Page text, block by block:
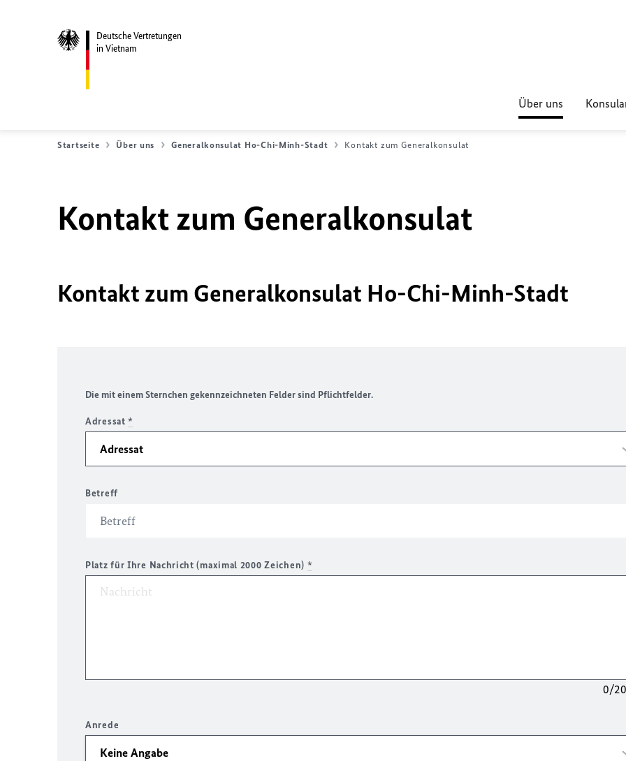
Deutsche Vertretungen
in Vietnam
Über uns
Startseite Über uns Generalkonsulat Ho-Chi-Minh-Stadt Kontakt zum Generalkonsulat
Kontakt zum Generalkonsulat
Kontakt zum Generalkonsulat Ho-Chi-Minh-Stadt
Die mit einem Sternchen gekennzeichneten Felder sind Pflichtfelder.
Adressat*
Betreff
Platz für Ihre Nachricht (maximal 2000 Zeichen) *
0/
Anrede